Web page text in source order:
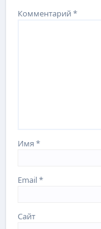
Комментарий*
Имя*
Email*
Сайт